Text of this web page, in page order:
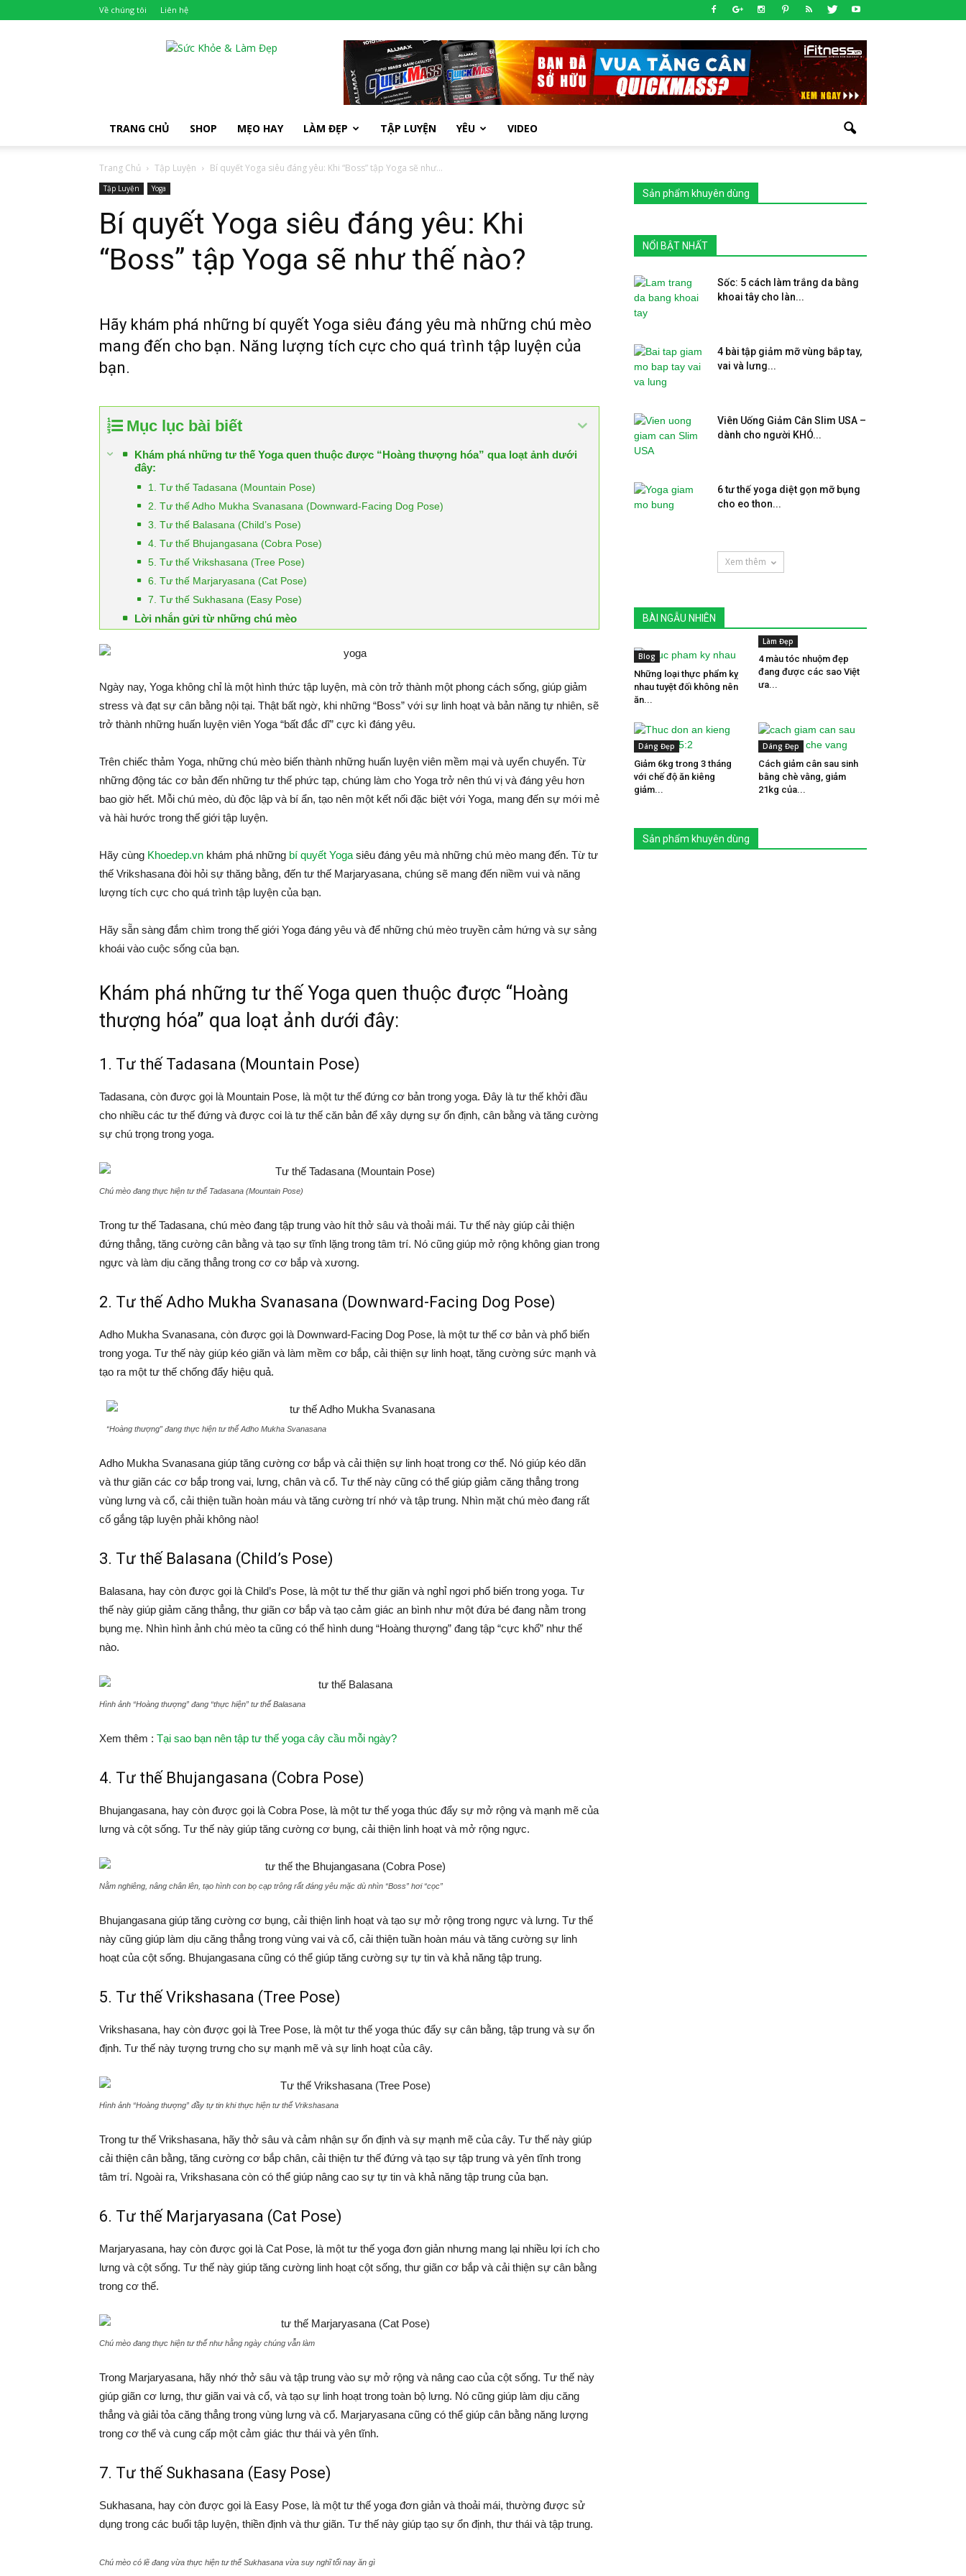
Về chúng tôi Liên hệ
TRANG CHỦ SHOP MẸO HAY LÀM ĐẸP TẬP LUYỆN YÊU VIDEO
Trang Chủ Tập Luyện Bí quyết Yoga siêu đáng yêu: Khi “Boss” tập Yoga sẽ như...
Tập Luyện Yoga
Bí quyết Yoga siêu đáng yêu: Khi
“Boss” tập Yoga sẽ như thế nào?
Hãy khám phá những bí quyết Yoga siêu đáng yêu mà những chú mèo
mang đến cho bạn. Năng lượng tích cực cho quá trình tập luyện của
bạn.
Mục lục bài biết
Khám phá những tư thế Yoga quen thuộc được “Hoàng thượng hóa” qua loạt ảnh dưới
đây:
1. Tư thế Tadasana (Mountain Pose)
2. Tư thế Adho Mukha Svanasana (Downward-Facing Dog Pose)
3. Tư thế Balasana (Child’s Pose)
4. Tư thế Bhujangasana (Cobra Pose)
5. Tư thế Vrikshasana (Tree Pose)
6. Tư thế Marjaryasana (Cat Pose)
7. Tư thế Sukhasana (Easy Pose)
Lời nhắn gửi từ những chú mèo
Ngày nay, Yoga không chỉ là một hình thức tập luyện, mà còn trở thành một phong cách sống, giúp giảm
stress và đạt sự cân bằng nội tại. Thật bất ngờ, khi những “Boss” với sự linh hoạt và bản năng tự nhiên, sẽ
trở thành những huấn luyện viên Yoga “bất đắc dĩ” cực kì đáng yêu.
Trên chiếc thảm Yoga, những chú mèo biến thành những huấn luyện viên mềm mại và uyển chuyển. Từ
những động tác cơ bản đến những tư thế phức tạp, chúng làm cho Yoga trở nên thú vị và đáng yêu hơn
bao giờ hết. Mỗi chú mèo, dù độc lập và bí ẩn, tạo nên một kết nối đặc biệt với Yoga, mang đến sự mới mẻ
và hài hước trong thế giới tập luyện.
Hãy cùng Khoedep.vn khám phá những bí quyết Yoga siêu đáng yêu mà những chú mèo mang đến. Từ tư
thế Vrikshasana đòi hỏi sự thăng bằng, đến tư thế Marjaryasana, chúng sẽ mang đến niềm vui và năng
lượng tích cực cho quá trình tập luyện của bạn.
Hãy sẵn sàng đắm chìm trong thế giới Yoga đáng yêu và để những chú mèo truyền cảm hứng và sự sảng
khoái vào cuộc sống của bạn.
Khám phá những tư thế Yoga quen thuộc được “Hoàng
thượng hóa” qua loạt ảnh dưới đây:
1. Tư thế Tadasana (Mountain Pose)
Tadasana, còn được gọi là Mountain Pose, là một tư thế đứng cơ bản trong yoga. Đây là tư thế khởi đầu
cho nhiều các tư thế đứng và được coi là tư thế căn bản để xây dựng sự ổn định, cân bằng và tăng cường
sự chú trọng trong yoga.
Chú mèo đang thực hiện tư thế Tadasana (Mountain Pose)
Trong tư thế Tadasana, chú mèo đang tập trung vào hít thở sâu và thoải mái. Tư thế này giúp cải thiện
đứng thẳng, tăng cường cân bằng và tạo sự tĩnh lặng trong tâm trí. Nó cũng giúp mở rộng không gian trong
ngực và làm dịu căng thẳng trong cơ cơ bắp và xương.
2. Tư thế Adho Mukha Svanasana (Downward-Facing Dog Pose)
Adho Mukha Svanasana, còn được gọi là Downward-Facing Dog Pose, là một tư thế cơ bản và phổ biến
trong yoga. Tư thế này giúp kéo giãn và làm mềm cơ bắp, cải thiện sự linh hoạt, tăng cường sức mạnh và
tạo ra một tư thế chống đẩy hiệu quả.
“Hoàng thượng” đang thực hiện tư thế Adho Mukha Svanasana
Adho Mukha Svanasana giúp tăng cường cơ bắp và cải thiện sự linh hoạt trong cơ thể. Nó giúp kéo dãn
và thư giãn các cơ bắp trong vai, lưng, chân và cổ. Tư thế này cũng có thể giúp giảm căng thẳng trong
vùng lưng và cổ, cải thiện tuần hoàn máu và tăng cường trí nhớ và tập trung. Nhìn mặt chú mèo đang rất
cố gắng tập luyện phải không nào!
3. Tư thế Balasana (Child’s Pose)
Balasana, hay còn được gọi là Child’s Pose, là một tư thế thư giãn và nghỉ ngơi phổ biến trong yoga. Tư
thế này giúp giảm căng thẳng, thư giãn cơ bắp và tạo cảm giác an bình như một đứa bé đang nằm trong
bụng mẹ. Nhìn hình ảnh chú mèo ta cũng có thể hình dung “Hoàng thượng” đang tập “cực khổ” như thế
nào.
Hình ảnh “Hoàng thượng” đang “thực hiện” tư thế Balasana
Xem thêm : Tại sao bạn nên tập tư thế yoga cây cầu mỗi ngày?
4. Tư thế Bhujangasana (Cobra Pose)
Bhujangasana, hay còn được gọi là Cobra Pose, là một tư thế yoga thúc đẩy sự mở rộng và mạnh mẽ của
lưng và cột sống. Tư thế này giúp tăng cường cơ bụng, cải thiện linh hoạt và mở rộng ngực.
Nằm nghiêng, nâng chân lên, tạo hình con bọ cạp trông rất đáng yêu mặc dù nhìn “Boss” hơi “cọc”
Bhujangasana giúp tăng cường cơ bụng, cải thiện linh hoạt và tạo sự mở rộng trong ngực và lưng. Tư thế
này cũng giúp làm dịu căng thẳng trong vùng vai và cổ, cải thiện tuần hoàn máu và tăng cường sự linh
hoạt của cột sống. Bhujangasana cũng có thể giúp tăng cường sự tự tin và khả năng tập trung.
5. Tư thế Vrikshasana (Tree Pose)
Vrikshasana, hay còn được gọi là Tree Pose, là một tư thế yoga thúc đẩy sự cân bằng, tập trung và sự ổn
định. Tư thế này tượng trưng cho sự mạnh mẽ và sự linh hoạt của cây.
Hình ảnh “Hoàng thượng” đầy tự tin khi thực hiện tư thế Vrikshasana
Trong tư thế Vrikshasana, hãy thở sâu và cảm nhận sự ổn định và sự mạnh mẽ của cây. Tư thế này giúp
cải thiện cân bằng, tăng cường cơ bắp chân, cải thiện tư thế đứng và tạo sự tập trung và yên tĩnh trong
tâm trí. Ngoài ra, Vrikshasana còn có thể giúp nâng cao sự tự tin và khả năng tập trung của bạn.
6. Tư thế Marjaryasana (Cat Pose)
Marjaryasana, hay còn được gọi là Cat Pose, là một tư thế yoga đơn giản nhưng mang lại nhiều lợi ích cho
lưng và cột sống. Tư thế này giúp tăng cường linh hoạt cột sống, thư giãn cơ bắp và cải thiện sự cân bằng
trong cơ thể.
Chú mèo đang thực hiện tư thế như hằng ngày chúng vẫn làm
Trong Marjaryasana, hãy nhớ thở sâu và tập trung vào sự mở rộng và nâng cao của cột sống. Tư thế này
giúp giãn cơ lưng, thư giãn vai và cổ, và tạo sự linh hoạt trong toàn bộ lưng. Nó cũng giúp làm dịu căng
thẳng và giải tỏa căng thẳng trong vùng lưng và cổ. Marjaryasana cũng có thể giúp cân bằng năng lượng
trong cơ thể và cung cấp một cảm giác thư thái và yên tĩnh.
7. Tư thế Sukhasana (Easy Pose)
Sukhasana, hay còn được gọi là Easy Pose, là một tư thế yoga đơn giản và thoải mái, thường được sử
dụng trong các buổi tập luyện, thiền định và thư giãn. Tư thế này giúp tạo sự ổn định, thư thái và tập trung.
Chú mèo có lẽ đang vừa thực hiện tư thế Sukhasana vừa suy nghĩ tối nay ăn gì
Sản phẩm khuyên dùng
NỔI BẬT NHẤT
Sốc: 5 cách làm trắng da bằng
khoai tây cho làn...
4 bài tập giảm mỡ vùng bắp tay,
vai và lưng...
Viên Uống Giảm Cân Slim USA –
dành cho người KHÓ...
6 tư thế yoga diệt gọn mỡ bụng
cho eo thon...
Xem thêm
BÀI NGẪU NHIÊN
Blog
Những loại thực phẩm kỵ
nhau tuyệt đối không nên
ăn...
Làm Đẹp
4 màu tóc nhuộm đẹp
đang được các sao Việt
ưa...
Dáng Đẹp
Giảm 6kg trong 3 tháng
với chế độ ăn kiêng
giảm...
Dáng Đẹp
Cách giảm cân sau sinh
bằng chè vằng, giảm
21kg của...
Sản phẩm khuyên dùng